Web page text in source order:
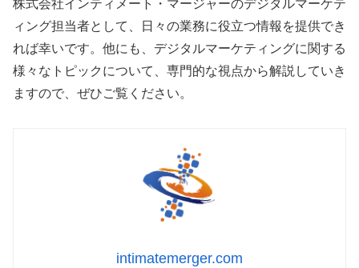
株式会社インティメート・マージャーのデジタルマーケテ
ィング担当者として、日々の業務に役立つ情報を提供でき
れば幸いです。他にも、デジタルマーケティングに関する
様々なトピックについて、専門的な視点から解説していき
ますので、ぜひご覧ください。
intimatemerger.com